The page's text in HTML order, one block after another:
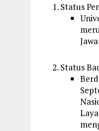
Status
Status